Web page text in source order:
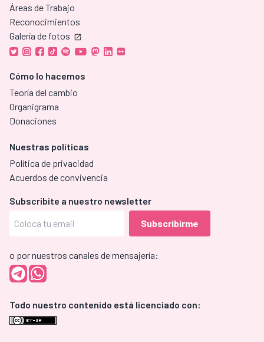
Áreas de Trabajo
Reconocimientos
Galería de fotos
Cómo lo hacemos
Teoría del cambio
Organigrama
Donaciones
Nuestras políticas
Política de privacidad
Acuerdos de convivencia
Subscríbite a nuestro newsletter
o por nuestros canales de mensajería:
Todo nuestro contenido está licenciado con: